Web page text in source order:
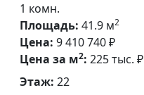
1 комн.
Площадь: 41.9 м2
Цена: 9 410 740 ₽
Цена за м2: 225 тыс. ₽
Этаж: 22